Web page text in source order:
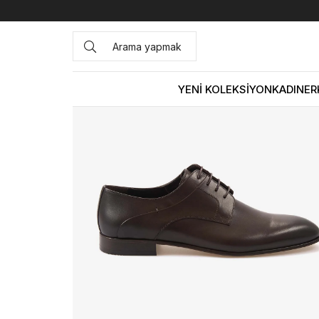
YENİ KOLEKSİYONKADIN
Anasayfa ERKEK AYAKKABI Klasik Kemal Tanca